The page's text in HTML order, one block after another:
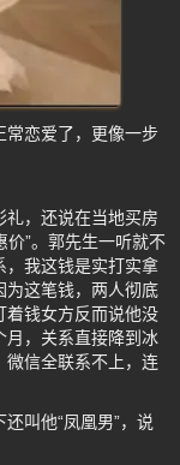
常恋爱了，更像一步
，还说在当地买房
价”。郭先生一听就不
，我这钱是实打实拿
为这笔钱，两人彻底
着钱女方反而说他没
，关系直接降到冰
微信全联系不上，连
叫他“凤凰男”，说